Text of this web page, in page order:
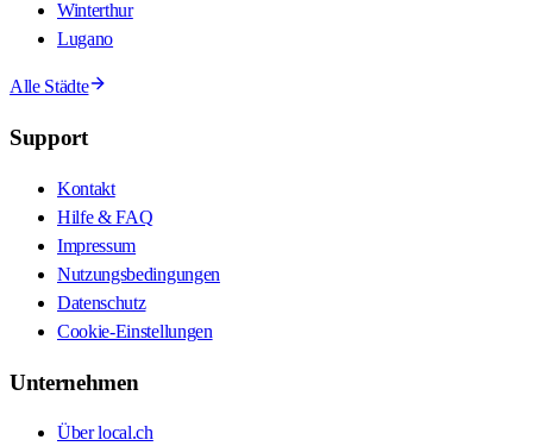
Winterthur
Lugano
Alle Städte
Support
Kontakt
Hilfe & FAQ
Impressum
Nutzungsbedingungen
Datenschutz
Cookie-Einstellungen
Unternehmen
Über local.ch